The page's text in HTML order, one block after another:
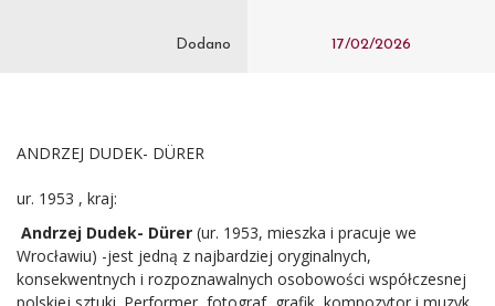
Dodano 17/02/2026
ANDRZEJ DUDEK- DÜRER
ur. 1953 , kraj:
Andrzej Dudek- Dürer (ur. 1953, mieszka i pracuje we
Wrocławiu) -jest jedną z najbardziej oryginalnych,
konsekwentnych i rozpoznawalnych osobowości współczesnej